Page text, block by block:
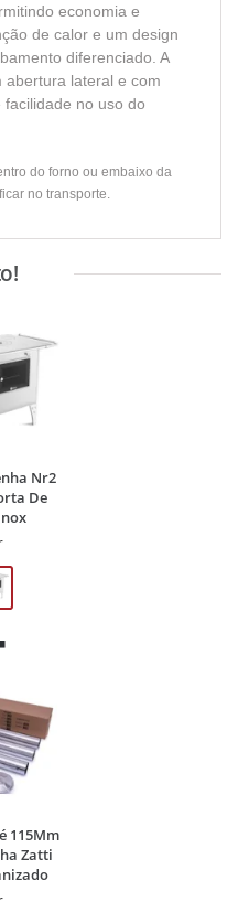
economia e
de calor e um design
diferenciado. A
abertura lateral e com
no uso do
do forno ou embaixo da
no transporte.
Nr2
De
115Mm
Zatti